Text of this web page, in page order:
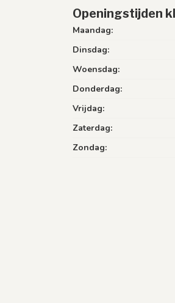
Openingstijden
Maandag:
Dinsdag:
Woensdag:
Donderdag:
Vrijdag:
Zaterdag:
Zondag: